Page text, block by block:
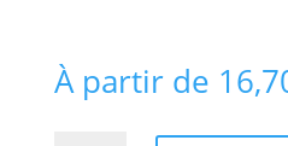
À partir de